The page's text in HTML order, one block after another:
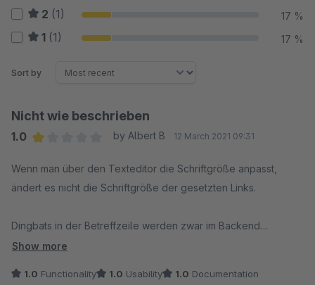
2 (1) 17 %
1 (1) 17 %
Sort by
Nicht wie beschrieben
1.0
by Albert B 12 March 2021 09:31
Wenn man über den Texteditor die Schriftgröße anpasst,
ändert es nicht die Schriftgröße der gesetzten Links.
Dingbats in der Betreffzeile werden zwar im Backend
angezeigt, werden aber beim versenden des Newsletter
Show more
1.0 Functionality 1.0 Usability 1.0 Documentation